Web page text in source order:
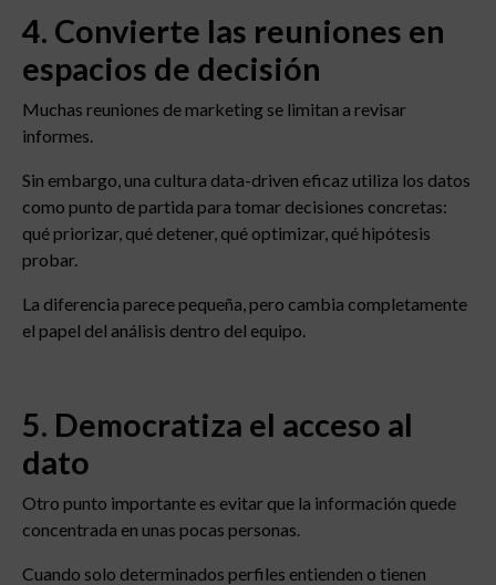
4. Convierte las reuniones en
espacios de decisión
Muchas reuniones de marketing se limitan a revisar
informes.
Sin embargo, una cultura data-driven eficaz utiliza los datos
como punto de partida para tomar decisiones concretas:
qué priorizar, qué detener, qué optimizar, qué hipótesis
probar.
La diferencia parece pequeña, pero cambia completamente
el papel del análisis dentro del equipo.
5. Democratiza el acceso al
dato
Otro punto importante es evitar que la información quede
concentrada en unas pocas personas.
Cuando solo determinados perfiles entienden o tienen